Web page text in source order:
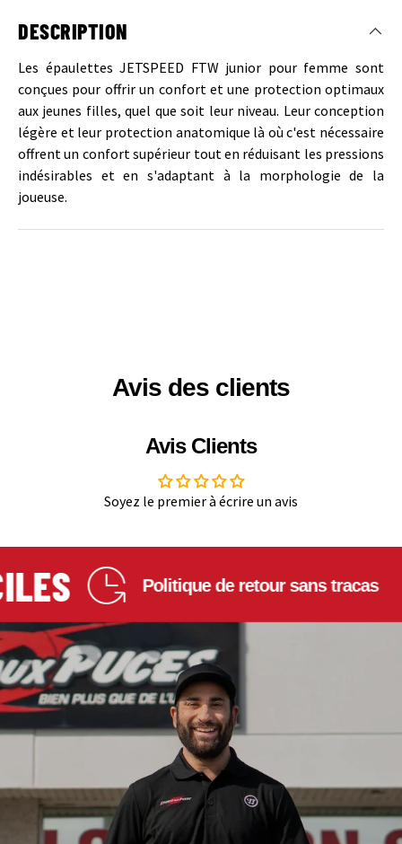
DESCRIPTION
Les épaulettes JETSPEED FTW junior pour femme sont
conçues pour offrir un confort et une protection optimaux
aux jeunes filles, quel que soit leur niveau. Leur conception
légère et leur protection anatomique là où c'est nécessaire
offrent un confort supérieur tout en réduisant les pressions
indésirables et en s'adaptant à la morphologie de la
joueuse.
Avis des clients
Avis Clients
Soyez le premier à écrire un avis
Politique de retour sans tracas